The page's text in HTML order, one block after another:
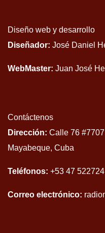
Diseño web y desarrollo
Diseñador: José Daniel
WebMaster: Juan José
Contáctenos
Dirección: Calle 76
Mayabeque, Cuba
Teléfonos: +53 47
Correo electrónico: